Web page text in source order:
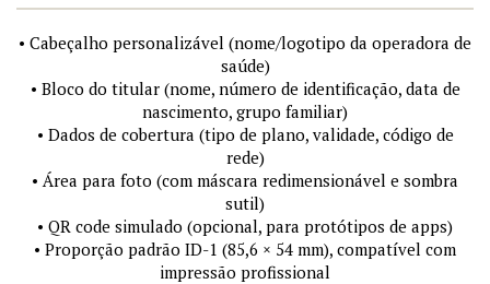
• Cabeçalho personalizável (nome/logotipo da operadora de
saúde)
• Bloco do titular (nome, número de identificação, data de
nascimento, grupo familiar)
• Dados de cobertura (tipo de plano, validade, código de
rede)
• Área para foto (com máscara redimensionável e sombra
sutil)
• QR code simulado (opcional, para protótipos de apps)
• Proporção padrão ID-1 (85,6 × 54 mm), compatível com
impressão profissional